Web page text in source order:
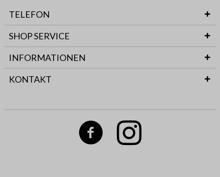
TELEFON
SHOP SERVICE
INFORMATIONEN
KONTAKT